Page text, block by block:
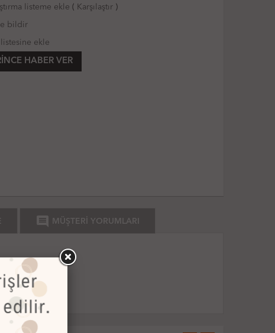
listeme ekle ( Karşılaştır)
bildir
ekle
HABER VER
comment MÜŞTERİ YORUMLARI